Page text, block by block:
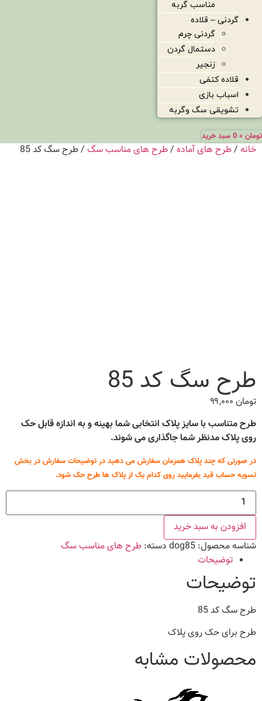
مناسب گربه
گردنی – قلاده
گردنی چرم
دستمال گردن
زنجیر
قلاده کتفی
اسباب بازی
تشویقی سگ وگربه
تومان 0 سبد خرید
خانه /طرح های آماده /طرح های مناسب سگ / طرح سگ کد 85
طرح سگ کد 85
تومان
طرح متناسب با سایز پلاک انتخابی شما بهینه و به اندازه قابل حک
روی پلاک مدنظر شما جاگذاری می شوند.
در صورتی که چند پلاک همزمان سفارش می دهید در توضیحات سفارش در بخش
تسویه حساب قید بفرمایید روی کدام یک از پلاک ها طرح حک شود.
طرح
سگ
کد
عددافزودن به سبد خرید
شناسه محصول: dog85 دسته: طرح های مناسب سگ
توضیحات
توضیحات
طرح سگ کد 85
طرح برای حک روی پلاک
محصولات مشابه